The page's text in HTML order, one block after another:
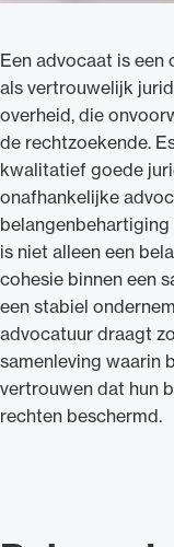
Een advocaat is een
als vertrouwelijk
overheid, die
de rechtzoekende.
kwalitatief goede
onafhankelijke
is niet alleen een
cohesie binnen een
een stabiel
advocatuur draagt
samenleving waarin
vertrouwen dat hun
rechten beschermd.
het